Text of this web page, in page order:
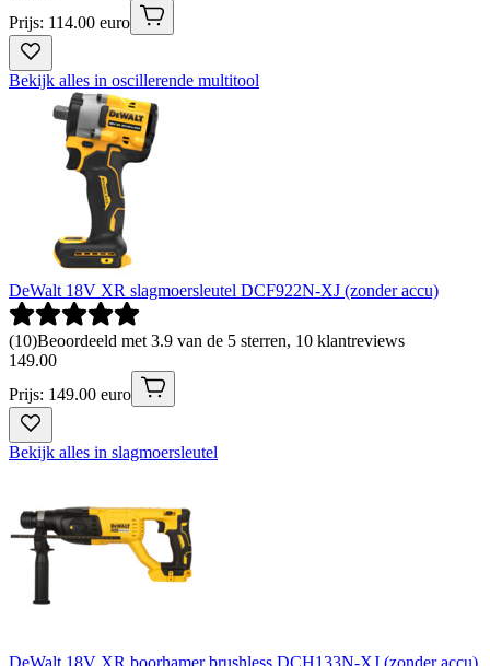
Prijs: 114.00 euro
Bekijk alles in oscillerende multitool
DeWalt 18V XR slagmoersleutel DCF922N-XJ (zonder accu)
(10)Beoordeeld met 3.9 van de 5 sterren, 10 klantreviews
149.00
Prijs: 149.00 euro
Bekijk alles in slagmoersleutel
DeWalt 18V XR boorhamer brushless DCH133N-XJ (zonder accu)